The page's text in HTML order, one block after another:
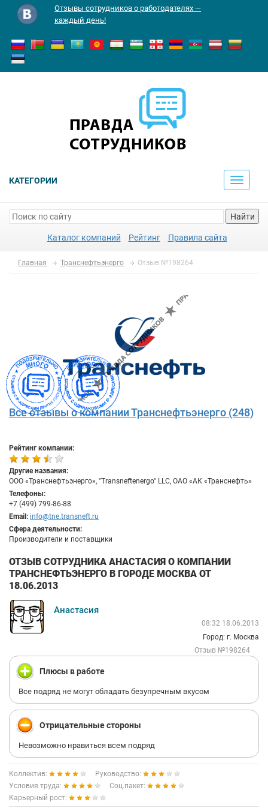
Отзывы сотрудников о работодателях —
каждый день!
КАТЕГОРИИ
Toggle
Найти
Каталог компаний Рейтинг Правила сайта
Главная Транснефтьэнерго Отзыв №198264
Все отзывы о компании Транснефтьэнерго (248)
Рейтинг компании:
Другие названия:
ООО «Транснефтьэнерго», "Transneftenergo" LLC, ОАО «АК «Транснефть»
Телефоны:
+7 (499) 799-86-88
Email: info@tne.transneft.ru
Сфера деятельности:
Производители и поставщики
ОТЗЫВ СОТРУДНИКА АНАСТАСИЯ О КОМПАНИИ
ТРАНСНЕФТЬЭНЕРГО В ГОРОДЕ МОСКВА ОТ
18.06.2013
Анастасия
08:32 18.06.2013
Город: г. Москва
Отзыв №198264
Плюсы в работе
Все подряд не могут обладать безупречным вкусом
Отрицательные стороны
Невозможно нравиться всем подряд
Коллектив:
Руководство:
Условия труда:
Соц.пакет:
Карьерный рост: